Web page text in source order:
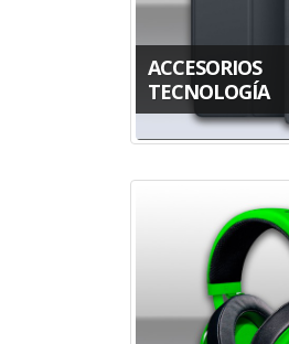
ACCESORIOS
TECNOLOGÍA